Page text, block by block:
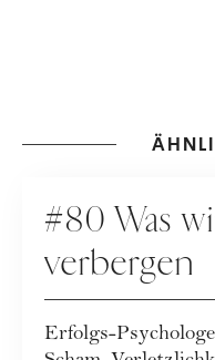
#80 Was
verbergen
Erfolgs-